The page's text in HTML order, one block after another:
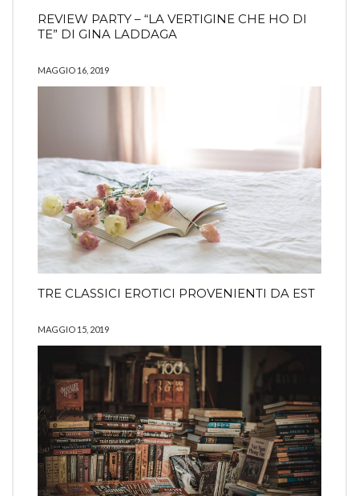
REVIEW PARTY – “LA VERTIGINE CHE HO DI
TE” DI GINA LADDAGA
MAGGIO 16, 2019
TRE CLASSICI EROTICI PROVENIENTI DA EST
MAGGIO 15, 2019